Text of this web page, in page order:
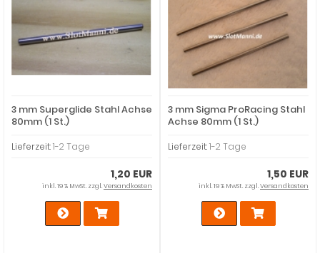
3 mm Superglide Stahl Achse
80mm (1 St.)
Lieferzeit:1-2 Tage
1,20 EUR
inkl. 19 % MwSt. zzgl.Versandkosten
3 mm Sigma ProRacing Stahl
Achse 80mm (1 St.)
Lieferzeit:1-2 Tage
1,50 EUR
inkl. 19 % MwSt. zzgl.Versandkosten